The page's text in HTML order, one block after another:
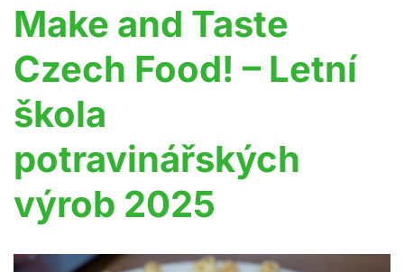
Make and Taste
Czech Food! – Letní
škola
potravinářských
výrob 2025